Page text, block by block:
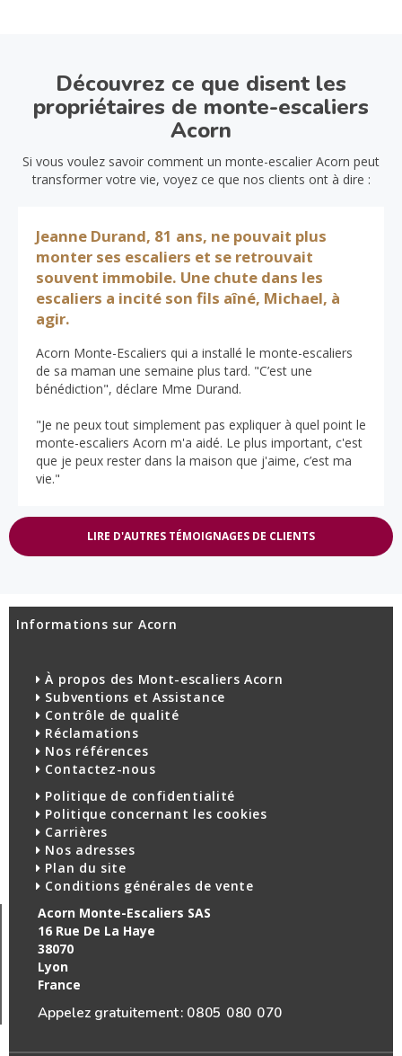
Découvrez ce que disent les
propriétaires de monte-escaliers
Acorn
Si vous voulez savoir comment un monte-escalier Acorn peut
transformer votre vie, voyez ce que nos clients ont à dire :
Jeanne Durand, 81 ans, ne pouvait plus
monter ses escaliers et se retrouvait
souvent immobile. Une chute dans les
escaliers a incité son fils aîné, Michael, à
agir.
Acorn Monte-Escaliers qui a installé le monte-escaliers
de sa maman une semaine plus tard. "C’est une
bénédiction", déclare Mme Durand.
"Je ne peux tout simplement pas expliquer à quel point le
monte-escaliers Acorn m'a aidé. Le plus important, c'est
que je peux rester dans la maison que j'aime, c’est ma
vie."
LIRE D'AUTRES TÉMOIGNAGES DE CLIENTS
Informations sur Acorn
À propos des Mont-escaliers Acorn
Subventions et Assistance
Contrôle de qualité
Réclamations
Nos références
Contactez-nous
Politique de confidentialité
Politique concernant les cookies
Carrières
Nos adresses
Plan du site
Conditions générales de vente
Acorn Monte-Escaliers SAS
16 Rue De La Haye
38070
Lyon
France
Appelez gratuitement : 0805 080 070